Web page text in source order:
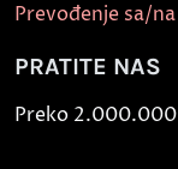
Prevođenje sa/
PRATITE NAS
Preko